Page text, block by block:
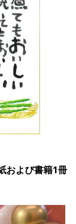
および書籍1冊